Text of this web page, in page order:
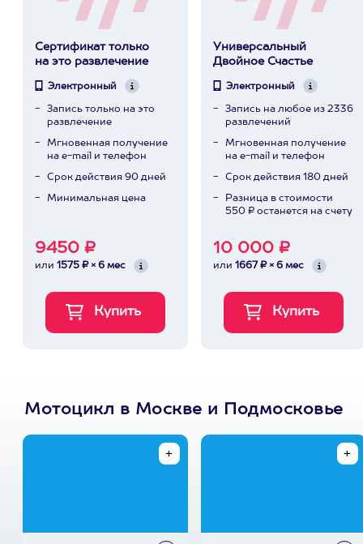
Сертификат только
на это развлечение
Электронный
Запись только на это
развлечение
Мгновенная получение
на e-mail и телефон
Срок действия 90 дней
Минимальная цена
9450 ₽
или 1575 ₽ × 6 мес
Универсальный
Двойное Счастье
Электронный
Запись на любое из 2336
развлечений
Мгновенная получение
на e-mail и телефон
Срок действия 180 дней
Разница в стоимости
550 ₽ останется на счету
10 000 ₽
или 1667 ₽ × 6 мес
Мотоцикл в Москве и Подмосковье